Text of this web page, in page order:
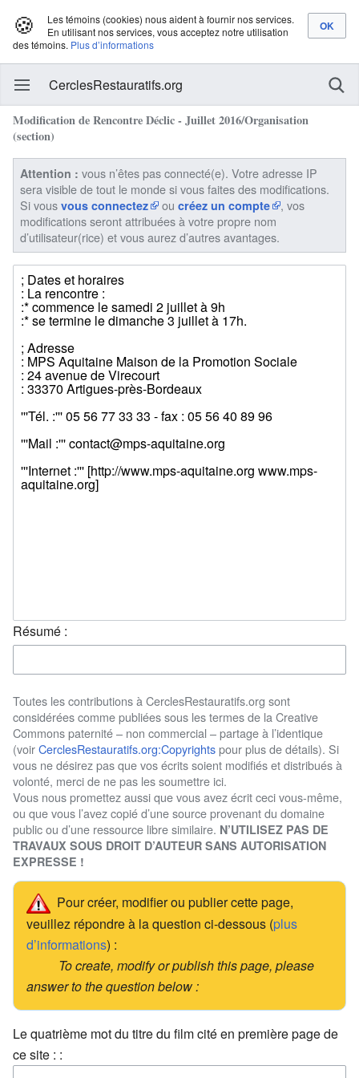
🍪
Les témoins (cookies) nous aident à fournir nos services.
En utilisant nos services, vous acceptez notre utilisation
des témoins. Plus d’informations
CerclesRestauratifs.org
Modification de Rencontre Déclic - Juillet 2016/Organisation
(section)
Attention : vous n’êtes pas connecté(e). Votre adresse IP
sera visible de tout le monde si vous faites des modifications.
Si vous vous connectez ou créez un compte
, vos
modifications seront attribuées à votre propre nom
d’utilisateur(rice) et vous aurez d’autres avantages.
Résumé :
Toutes les contributions à CerclesRestauratifs.org sont
considérées comme publiées sous les termes de la Creative
Commons paternité – non commercial – partage à l’identique
(voirCerclesRestauratifs.org:Copyrightspour plus de détails). Si
vous ne désirez pas que vos écrits soient modifiés et distribués à
volonté, merci de ne pas les soumettre ici.
Vous nous promettez aussi que vous avez écrit ceci vous-même,
ou que vous l’avez copié d’une source provenant du domaine
public ou d’une ressource libre similaire. N’UTILISEZ PAS DE
TRAVAUX SOUS DROIT D’AUTEUR SANS AUTORISATION
EXPRESSE !
Pour créer, modifier ou publier cette page,
veuillez répondre à la question ci-dessous (plus
d’informations) :
To create, modify or publish this page, please
answer to the question below :
Le quatrième mot du titre du film cité en première page de
ce site : :